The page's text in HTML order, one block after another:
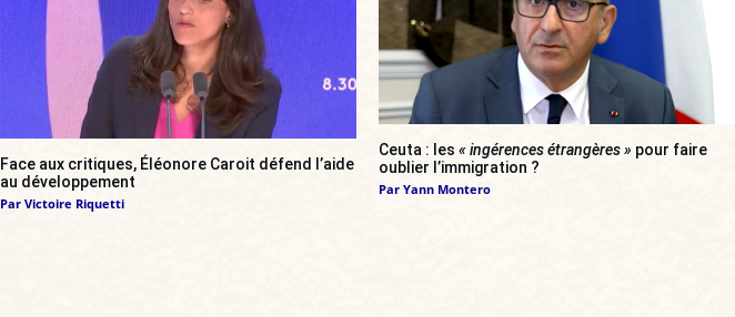
Face aux critiques, Éléonore Caroit défend l’aide
au développement
Par Victoire Riquetti
Ceuta : les « ingérences étrangères » pour faire
oublier l’immigration ?
Par Yann Montero